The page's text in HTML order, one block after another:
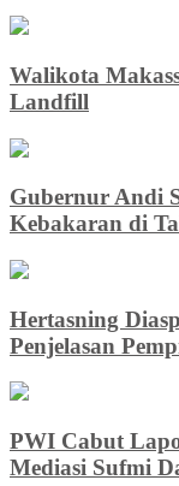
Walikota
Landfill
Gubernur Andi
Kebakaran di
Hertasning
Penjelasan
PWI Cabut
Mediasi Sufmi